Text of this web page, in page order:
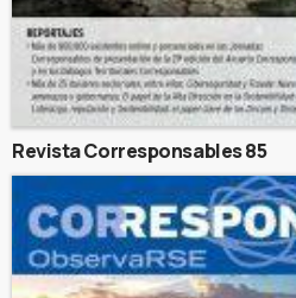
Revista Corresponsables 85